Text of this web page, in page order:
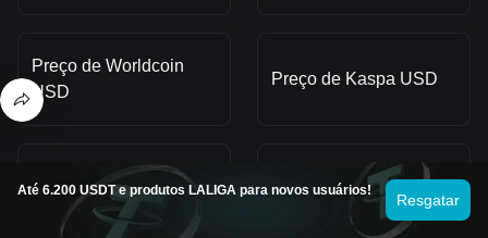
Preço de Worldcoin
USD
Preço de Kaspa USD
Preço de Smooth Love
Potion USD
Preço de Terra USD
Até 6.200 USDT e produtos LALIGA para novos usuários!
Resgatar